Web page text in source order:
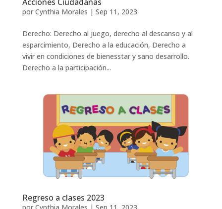
por Cynthia Morales | Sep 11, 2023
Derecho: Derecho al juego, derecho al descanso y al
esparcimiento, Derecho a la educación, Derecho a
vivir en condiciones de bienesstar y sano desarrollo.
Derecho a la participación...
Regreso a clases 2023